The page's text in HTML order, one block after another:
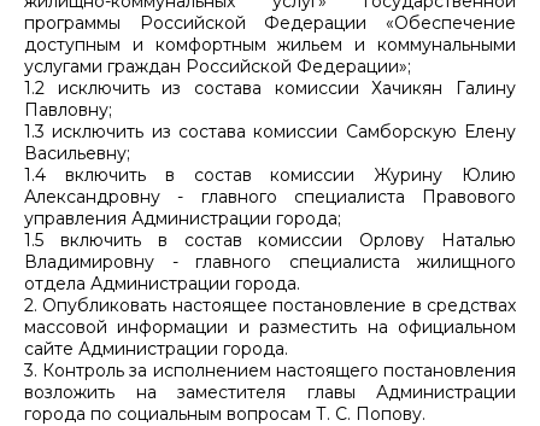
программы Российской Федерации «Обеспечение
доступным и комфортным жильем и коммунальными
услугами граждан Российской Федерации»;
1.2 исключить из состава комиссии Хачикян Галину
Павловну;
1.3 исключить из состава комиссии Самборскую Елену
Васильевну;
1.4 включить в состав комиссии Журину Юлию
Александровну - главного специалиста Правового
управления Администрации города;
1.5 включить в состав комиссии Орлову Наталью
Владимировну - главного специалиста жилищного
отдела Администрации города.
2. Опубликовать настоящее постановление в средствах
массовой информации и разместить на официальном
сайте Администрации города.
3. Контроль за исполнением настоящего постановления
возложить на заместителя главы Администрации
города по социальным вопросам Т. С. Попову.